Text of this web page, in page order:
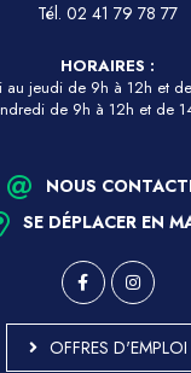
Tél. 02 41 79 78 77
HORAIRES :
au jeudi de 9h à 12h et
de 9h à 12h et de
NOUS
SE DÉPLACER EN
OFFRES D'EMPLOI